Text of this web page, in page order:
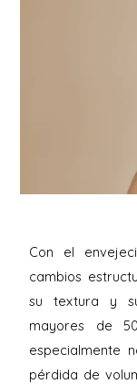
Con el
cambios
su textura y
mayores de
especialmente
pérdida de